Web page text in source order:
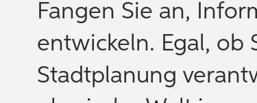
Fangen Sie an,
entwickeln. Egal, ob
Stadtplanung